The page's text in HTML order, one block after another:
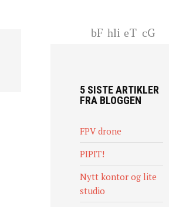
F
k
li
T
G
5 SISTE ARTIKLER
FRA BLOGGEN
FPV drone
PIPIT!
Nytt kontor og lite
studio